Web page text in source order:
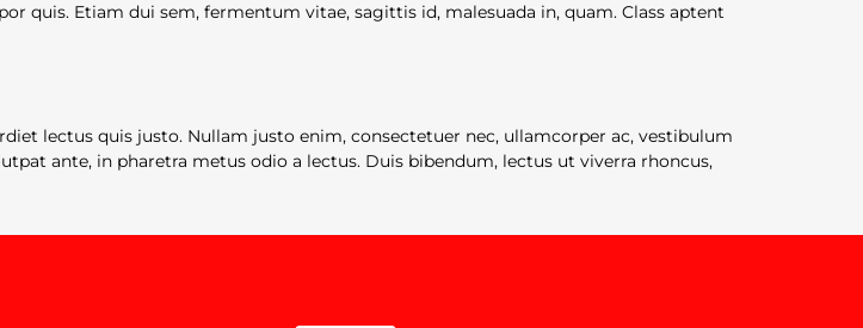
quis. Etiam dui sem, fermentum vitae, sagittis id, malesuada in, quam. Class aptent
lectus quis justo. Nullam justo enim, consectetuer nec, ullamcorper ac, vestibulum
ante, in pharetra metus odio a lectus. Duis bibendum, lectus ut viverra rhoncus,